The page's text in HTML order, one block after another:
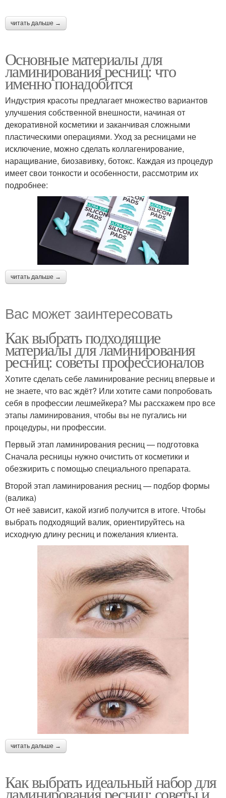
читать дальше →
Основные материалы для
ламинирования ресниц: что
именно понадобится
Индустрия красоты предлагает множество вариантов
улучшения собственной внешности, начиная от
декоративной косметики и заканчивая сложными
пластическими операциями. Уход за ресницами не
исключение, можно сделать коллагенирование,
наращивание, биозавивку, ботокс. Каждая из процедур
имеет свои тонкости и особенности, рассмотрим их
подробнее:
читать дальше →
Вас может заинтересовать
Как выбрать подходящие
материалы для ламинирования
ресниц: советы профессионалов
Хотите сделать себе ламинирование ресниц впервые и
не знаете, что вас ждёт? Или хотите сами попробовать
себя в профессии лешмейкера? Мы расскажем про все
этапы ламинирования, чтобы вы не пугались ни
процедуры, ни профессии.
Первый этап ламинирования ресниц — подготовка
Сначала ресницы нужно очистить от косметики и
обезжирить с помощью специального препарата.
Второй этап ламинирования ресниц — подбор формы
(валика)
От неё зависит, какой изгиб получится в итоге. Чтобы
выбрать подходящий валик, ориентируйтесь на
исходную длину ресниц и пожелания клиента.
читать дальше →
Как выбрать идеальный набор для